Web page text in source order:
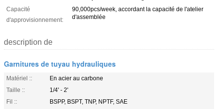
Capacité
d'approvisionnement:
90,000pcs/week, accordant la capacité de l'atelier
d'assemblée
description de
Garnitures de tuyau hydrauliques
Matériel ::
En acier au carbone
Taille ::
1/4' - 2'
Fil ::
BSPP, BSPT, TNP, NPTF, SAE